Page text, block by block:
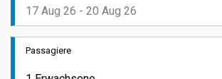
Passagiere